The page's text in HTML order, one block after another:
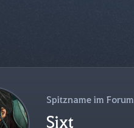
Spitzname im Forum
Sixt